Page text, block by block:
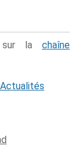
sur la chaîne